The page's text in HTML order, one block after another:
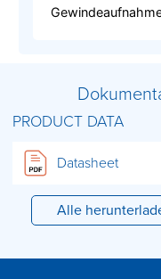
PRODUCT DATA
Datasheet